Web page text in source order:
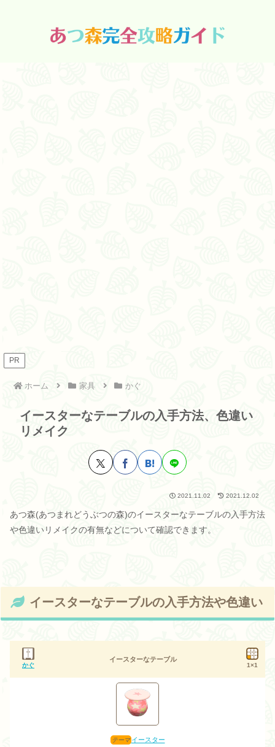
PR
ホーム 家具 かぐ
イースターなテーブルの入手方法、色違い
リメイク
2021.11.02 2021.12.02
あつ森(あつまれどうぶつの森)のイースターなテーブルの入手方法
や色違いリメイクの有無などについて確認できます。
イースターなテーブルの入手方法や色違い
かぐ
イースターなテーブル
1×1
イースター